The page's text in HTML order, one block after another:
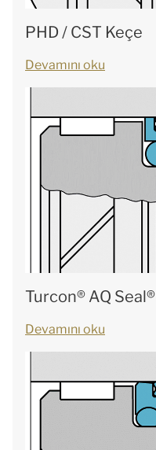
PHD / CST Keçe
Devamını oku
Turcon® AQ Seal®
Devamını oku